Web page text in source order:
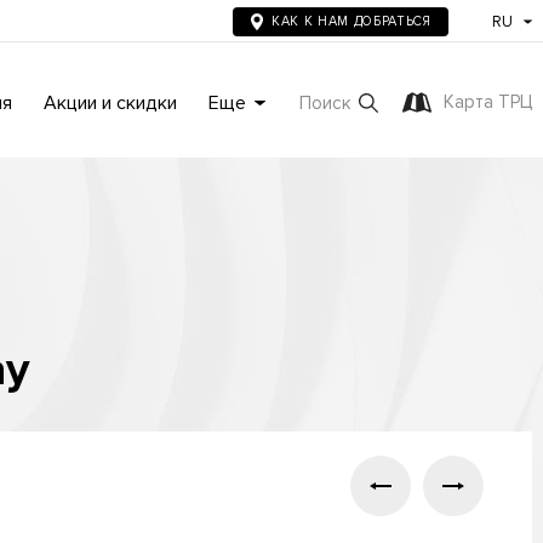
КАК К НАМ ДОБРАТЬСЯ RU
Акции и скидки Еще Поиск Карта ТРЦ